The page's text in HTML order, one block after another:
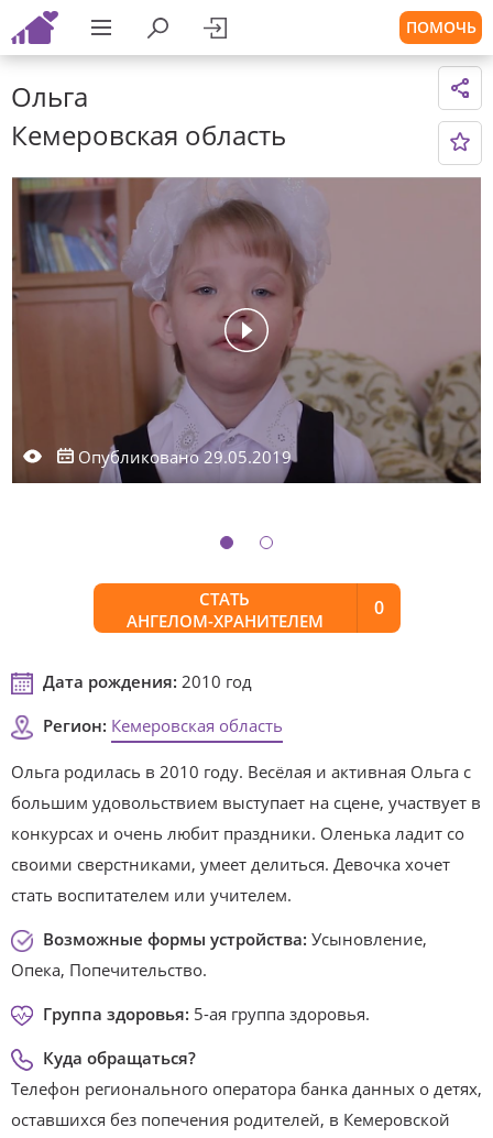
ПОМОЧЬ
Ольга
Кемеровская область
Опубликовано 29.05.2019
СТАТЬ
АНГЕЛОМ-ХРАНИТЕЛЕМ
0
Дата рождения: 2010 год
Регион: Кемеровская область
Ольга родилась в 2010 году. Весёлая и активная Ольга с
большим удовольствием выступает на сцене, участвует в
конкурсах и очень любит праздники. Оленька ладит со
своими сверстниками, умеет делиться. Девочка хочет
стать воспитателем или учителем.
Возможные формы устройства: Усыновление,
Опека, Попечительство.
Группа здоровья: 5-ая группа здоровья.
Куда обращаться?
Телефон регионального оператора банка данных о детях,
оставшихся без попечения родителей, в Кемеровской